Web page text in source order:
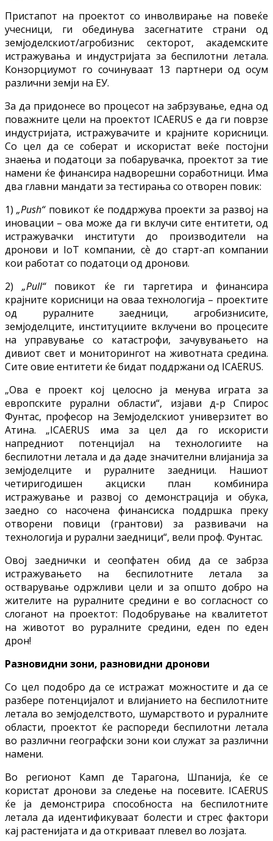
Пристапот на проектот со инволвирање на повеќе
учесници, ги обединува засегнатите страни од
земјоделскиот/агробизнис секторот, академските
истражувања и индустријата за беспилотни летала.
Конзорциумот го сочинуваат 13 партнери од осум
различни земји на ЕУ.
За да придонесе во процесот на забрзување, една од
поважните цели на проектот ICAERUS е да ги поврзе
индустријата, истражувачите и крајните корисници.
Со цел да се соберат и искористат веќе постојни
знаења и податоци за побарувачка, проектот за тие
намени ќе финансира надворешни соработници. Има
два главни мандати за тестирања со отворен повик:
1)„Push“повикот ќе поддржува проекти за развој на
иновации – ова може да ги вклучи сите ентитети, од
истражувачки институти до производители на
дронови и IoT компании, сѐ до старт-ап компании
кои работат со податоци од дронови.
2) „Pull“повикот ќе ги таргетира и финансира
крајните корисници на оваа технологија – проектите
од руралните заедници, агробизнисите,
земјоделците, институциите вклучени во процесите
на управување со катастрофи, зачувувањето на
дивиот свет и мониторингот на животната средина.
Сите овие ентитети ќе бидат поддржани од ICAERUS.
„Ова е проект кој целосно ја менува играта за
европските рурални области“, изјави д-р Спирос
Фунтас, професор на Земјоделскиот универзитет во
Атина. „ICAERUS има за цел да го искористи
напредниот потенцијал на технологиите на
беспилотни летала и да даде значителни влијанија за
земјоделците и руралните заедници. Нашиот
четиригодишен акциски план комбинира
истражување и развој со демонстрација и обука,
заедно со насочена финансиска поддршка преку
отворени повици (грантови) за развивачи на
технологија и рурални заедници“, вели проф. Фунтас.
Овој заеднички и сеопфатен обид да се забрза
истражувањето на беспилотните летала за
остварување одржливи цели и за општо добро на
жителите на руралните средини е во согласност со
слоганот на проектот: Подобрување на квалитетот
на животот во руралните средини, еден по еден
дрон!
Разновидни зони, разновидни дронови
Со цел подобро да се истражат можностите и да се
разбере потенцијалот и влијанието на беспилотните
летала во земјоделството, шумарството и руралните
области, проектот ќе распореди беспилотни летала
во различни географски зони кои служат за различни
намени.
Во регионот Камп де Тарагона, Шпанија, ќе се
користат дронови за следење на посевите. ICAERUS
ќе ја демонстрира способноста на беспилотните
летала да идентификуваат болести и стрес фактори
кај растенијата и да откриваат плевел во лозјата.